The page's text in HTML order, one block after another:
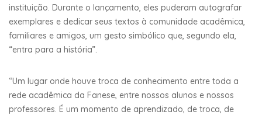
instituição. Durante o lançamento, eles puderam autografar
exemplares e dedicar seus textos à comunidade acadêmica,
familiares e amigos, um gesto simbólico que, segundo ela,
“entra para a história”.
“Um lugar onde houve troca de conhecimento entre toda a
rede acadêmica da Fanese, entre nossos alunos e nossos
professores. É um momento de aprendizado, de troca, de